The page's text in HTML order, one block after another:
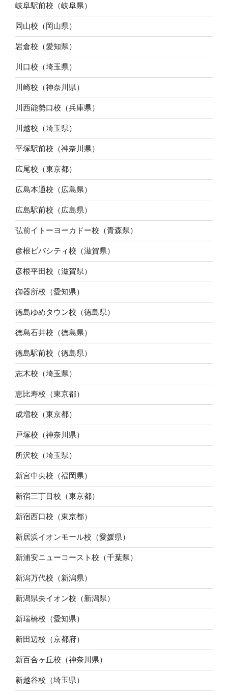
岐阜駅前校（岐阜県）
岡山校（岡山県）
岩倉校（愛知県）
川口校（埼玉県）
川崎校（神奈川県）
川西能勢口校（兵庫県）
川越校（埼玉県）
平塚駅前校（神奈川県）
広尾校（東京都）
広島本通校（広島県）
広島駅前校（広島県）
弘前イトーヨーカドー校（青森県）
彦根ビバシティ校（滋賀県）
彦根平田校（滋賀県）
御器所校（愛知県）
徳島ゆめタウン校（徳島県）
徳島石井校（徳島県）
徳島駅前校（徳島県）
志木校（埼玉県）
恵比寿校（東京都）
成増校（東京都）
戸塚校（神奈川県）
所沢校（埼玉県）
新宮中央校（福岡県）
新宿三丁目校（東京都）
新宿西口校（東京都）
新居浜イオンモール校（愛媛県）
新浦安ニューコースト校（千葉県）
新潟万代校（新潟県）
新潟県央イオン校（新潟県）
新瑞橋校（愛知県）
新田辺校（京都府）
新百合ヶ丘校（神奈川県）
新越谷校（埼玉県）